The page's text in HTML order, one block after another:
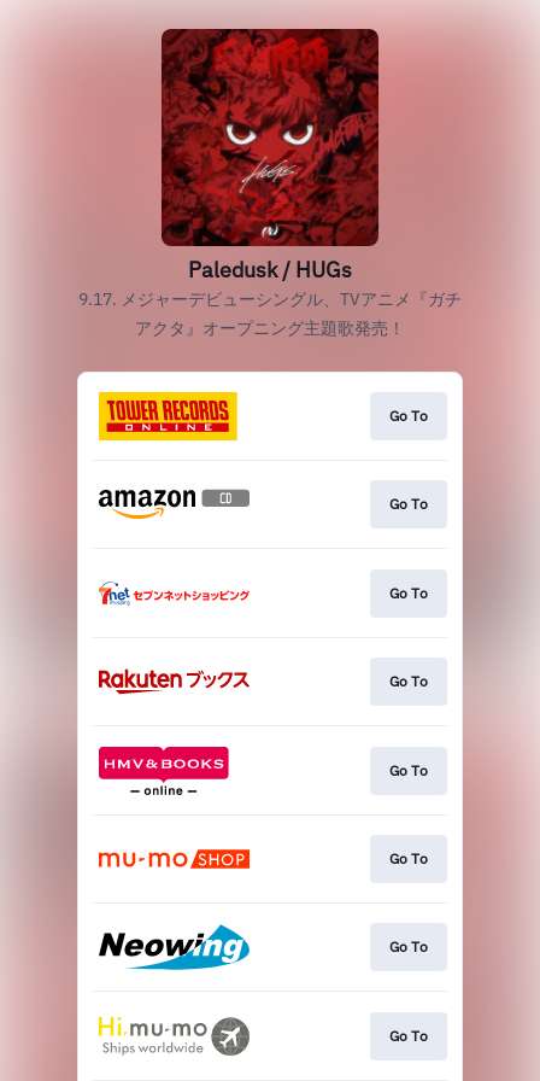
Paledusk / HUGs
9.17. メジャーデビューシングル、TVアニメ『ガチ
アクタ』オープニング主題歌発売！
Go To
Go To
Go To
Go To
Go To
Go To
Go To
Go To